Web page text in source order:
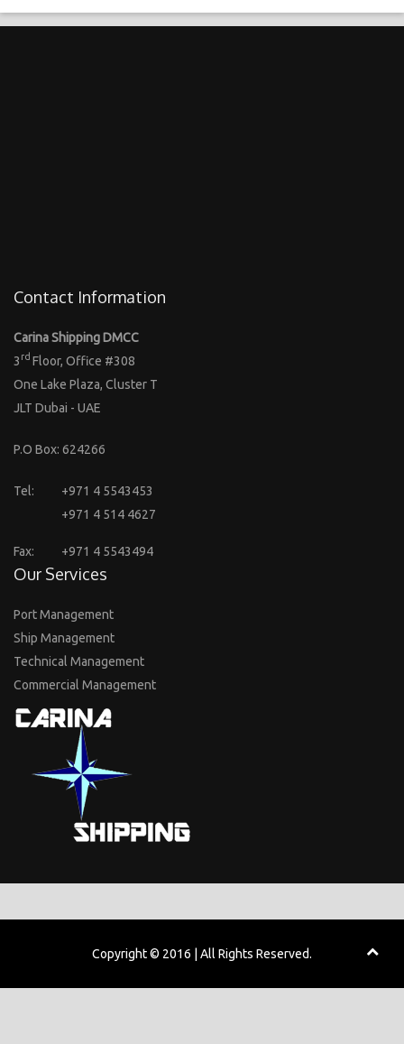
Contact Information
Carina Shipping DMCC
3 rd Floor, Office #308
One Lake Plaza, Cluster T
JLT Dubai - UAE
P.O Box: 624266
Tel:
+971 4 5543453
+971 4 514 4627
Fax: +971 4 5543494
Our Services
Port Management
Ship Management
Technical Management
Commercial Management
Copyright © 2016 | All Rights Reserved.